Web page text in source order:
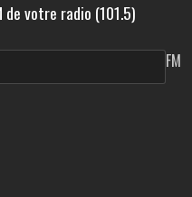
votre radio (101.5)
FM